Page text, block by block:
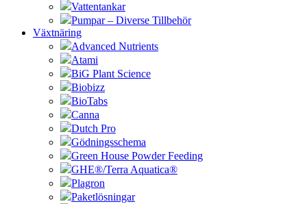
Vattentankar
Pumpar – Diverse Tillbehör
Växtnäring
Advanced Nutrients
Atami
BiG Plant Science
Biobizz
BioTabs
Canna
Dutch Pro
Gödningsschema
Green House Powder Feeding
GHE®/Terra Aquatica®
Plagron
Paketlösningar